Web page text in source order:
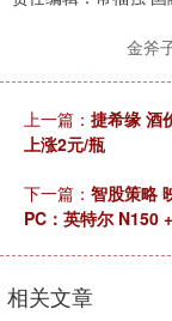
金斧
上一篇： 捷希缘 酒
上涨2元/瓶
下一篇： 智股策略
PC：英特尔 N150
相关文章